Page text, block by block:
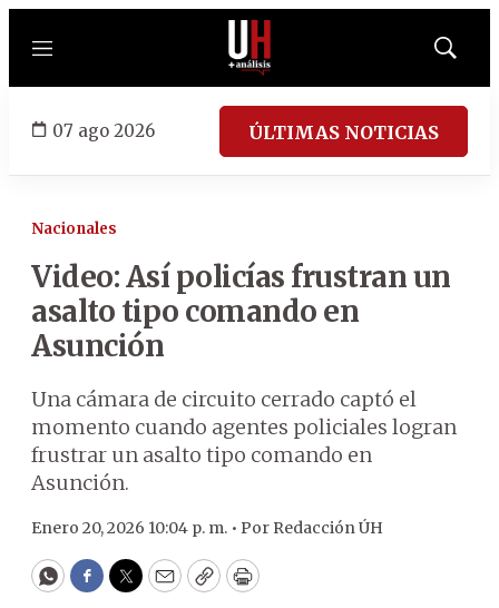
Menú
Mostrar
07 ago 2026 ÚLTIMAS NOTICIAS
Nacionales
Video: Así policías frustran un
asalto tipo comando en
Asunción
Una cámara de circuito cerrado captó el
momento cuando agentes policiales logran
frustrar un asalto tipo comando en
Asunción.
Enero 20, 2026 10:04 p. m. • Por Redacción ÚH
WhatsApp
Facebook
Twitter
EmailCopyPrint